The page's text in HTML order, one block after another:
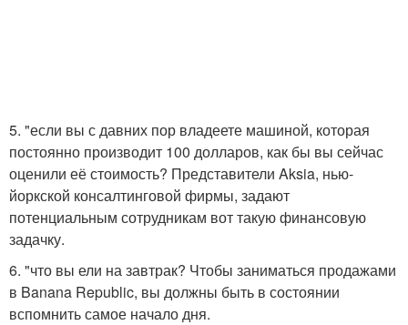
5. "если вы с давних пор владеете машиной, которая
постоянно производит 100 долларов, как бы вы сейчас
оценили её стоимость? Представители Aksia, нью-
йоркской консалтинговой фирмы, задают
потенциальным сотрудникам вот такую финансовую
задачку.
6. "что вы ели на завтрак? Чтобы заниматься продажами
в Banana Republic, вы должны быть в состоянии
вспомнить самое начало дня.